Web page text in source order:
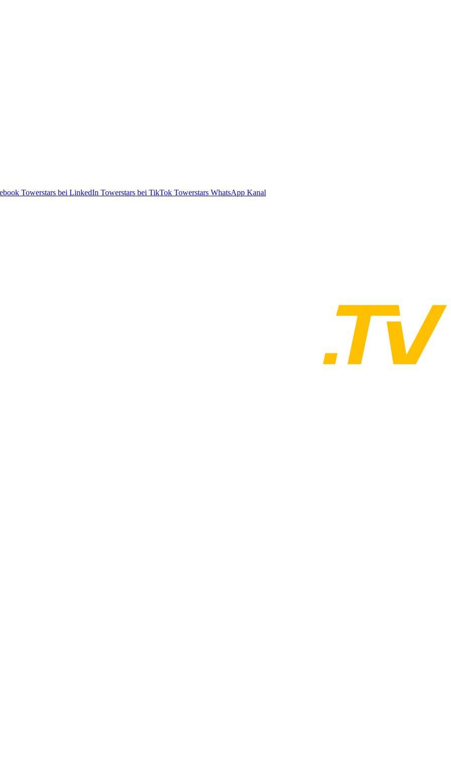
Towerstars bei LinkedIn Towerstars bei TikTok Towerstars WhatsApp Kanal